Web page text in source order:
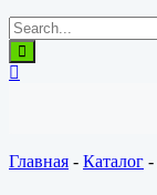
Главная - Каталог -